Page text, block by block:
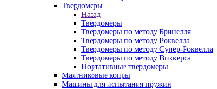
Твердомеры
Назад
Твердомеры
Твердомеры по методу Бринелля
Твердомеры по методу Роквелла
Твердомеры по методу Супер-Роквелла
Твердомеры по методу Виккерса
Портативные твердомеры
Маятниковые копры
Машины для испытания пружин